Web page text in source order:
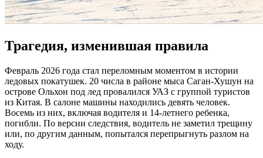
Трагедия, изменившая правила
Февраль 2026 года стал переломным моментом в истории
ледовых покатушек. 20 числа в районе мыса Саган-Хушун на
острове Ольхон под лед провалился УАЗ с группой туристов
из Китая. В салоне машины находились девять человек.
Восемь из них, включая водителя и 14-летнего ребенка,
погибли. По версии следствия, водитель не заметил трещину
или, по другим данным, попытался перепрыгнуть разлом на
ходу.